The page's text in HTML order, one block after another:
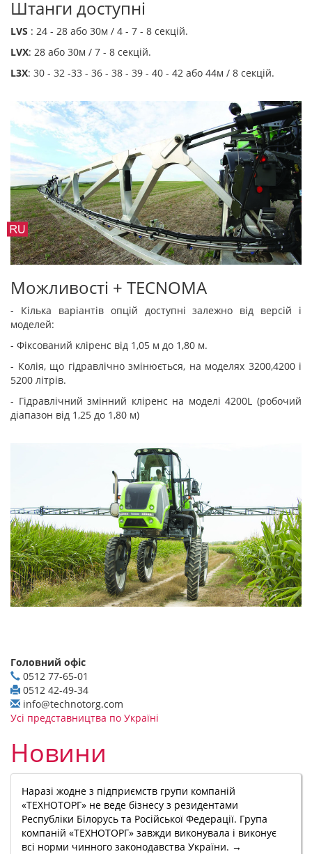
Штанги доступні
LVS : 24 - 28 або 30м / 4 - 7 - 8 секцій.
LVX: 28 або 30м / 7 - 8 секцій.
L3X: 30 - 32 -33 - 36 - 38 - 39 - 40 - 42 або 44м / 8 секцій.
Можливості + TECNOMA
- Кілька варіантів опцій доступні залежно від версій і
моделей:
- Фіксований кліренс від 1,05 м до 1,80 м.
- Колія, що гідравлічно змінюється, на моделях 3200,4200 і
5200 літрів.
- Гідравлічний змінний кліренс на моделі 4200L (робочий
діапазон від 1,25 до 1,80 м)
Головний офіс
0512 77-65-01
0512 42-49-34
info@technotorg.com
Усі представництва по Україні
Новини
Наразі жодне з підприємств групи компаній
«ТЕХНОТОРГ» не веде бізнесу з резидентами
Республіки Білорусь та Російської Федерації. Група
компаній «ТЕХНОТОРГ» завжди виконувала і виконує
всі норми чинного законодавства України. →